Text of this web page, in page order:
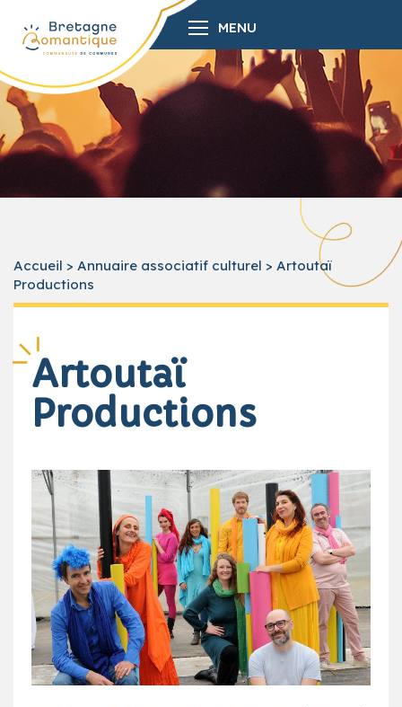
MENU
Accueil > Annuaire associatif culturel > Artoutaï
Productions
Artoutaï
Productions